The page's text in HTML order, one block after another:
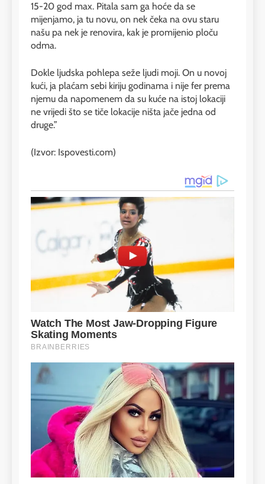
15-20 god max. Pitala sam ga hoće da se
mijenjamo, ja tu novu, on nek čeka na ovu staru
našu pa nek je renovira, kak je promijenio ploču
odma.
Dokle ljudska pohlepa seže ljudi moji. On u novoj
kući, ja plaćam sebi kiriju godinama i nije fer prema
njemu da napomenem da su kuće na istoj lokaciji
ne vrijedi što se tiče lokacije ništa jače jedna od
druge.”
(Izvor: Ispovesti.com)